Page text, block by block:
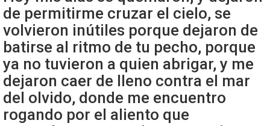
de permitirme cruzar el cielo, se
volvieron inútiles porque dejaron de
batirse al ritmo de tu pecho, porque
ya no tuvieron a quien abrigar, y me
dejaron caer de lleno contra el mar
del olvido, donde me encuentro
rogando por el aliento que